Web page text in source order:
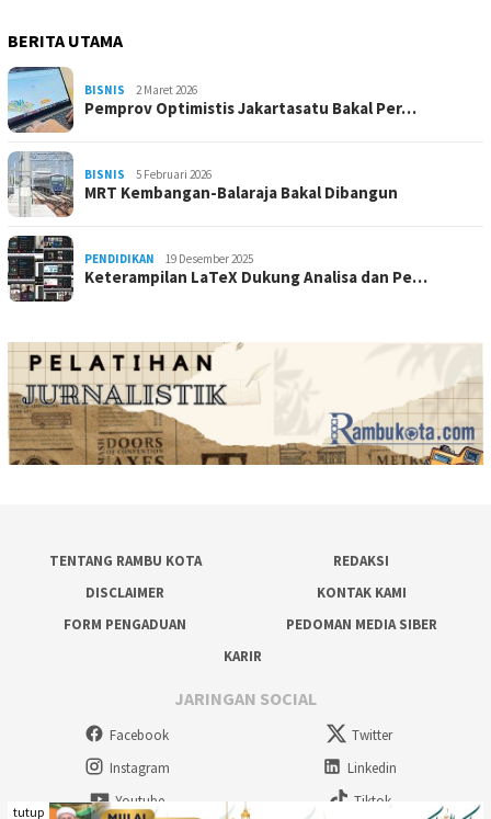
BERITA UTAMA
BISNIS 2 Maret 2026
Pemprov Optimistis Jakartasatu Bakal Per…
BISNIS 5 Februari 2026
MRT Kembangan-Balaraja Bakal Dibangun
PENDIDIKAN 19 Desember 2025
Keterampilan LaTeX Dukung Analisa dan Pe…
TENTANG RAMBU KOTA
REDAKSI
DISCLAIMER
KONTAK KAMI
FORM PENGADUAN
PEDOMAN MEDIA SIBER
KARIR
JARINGAN SOCIAL
Facebook
Twitter
Instagram
Linkedin
Youtube
Tiktok
tutup